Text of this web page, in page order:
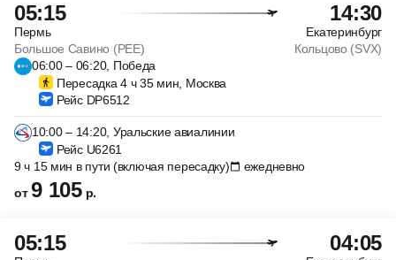
05:15 14:30
Пермь
Екатеринбург
Большое Савино (PEE)
Кольцово (SVX)
06:00 – 06:20, Победа
Пересадка 4 ч 35 мин, Москва
Рейс DP6512
10:00 – 14:20, Уральские авиалинии
Рейс U6261
9 ч 15 мин в пути (включая пересадку)
ежедневно
от9 105 р.
05:15 04:05